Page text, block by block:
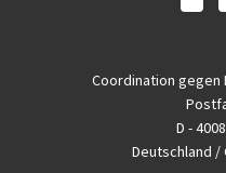
Coordination gegen
D -
Deutschland /